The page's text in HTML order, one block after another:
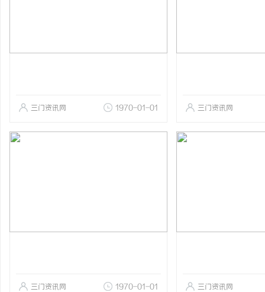
三门资讯网 1970-01-01 三门资讯网
三门资讯网 1970-01-01 三门资讯网